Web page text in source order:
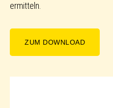
ermitteln.
ZUM DOWNLOAD